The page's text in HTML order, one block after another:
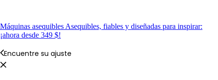
Máquinas asequibles Asequibles, fiables y diseñadas para inspirar:
¡ahora desde 349 $!
Encuentre su ajuste